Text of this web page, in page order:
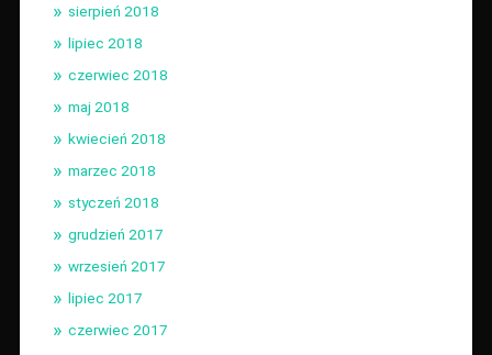
sierpień 2018
lipiec 2018
czerwiec 2018
maj 2018
kwiecień 2018
marzec 2018
styczeń 2018
grudzień 2017
wrzesień 2017
lipiec 2017
czerwiec 2017